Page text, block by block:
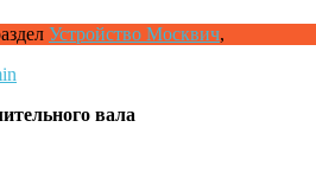
Устройство Москвич,
вала